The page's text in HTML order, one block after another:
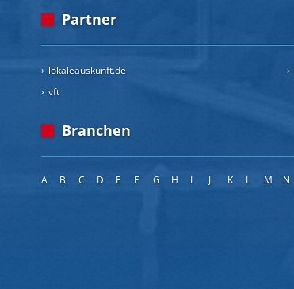
Partner
lokaleauskunft.de
vft
Branchen
A B C D E F G H I J K L M N